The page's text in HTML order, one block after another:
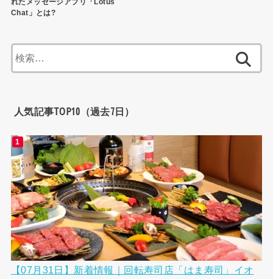
Chat」とは?
索:
人気記事TOP10（過去7日）
【07月31日】新着情報｜回転寿司店「はま寿司」イオ